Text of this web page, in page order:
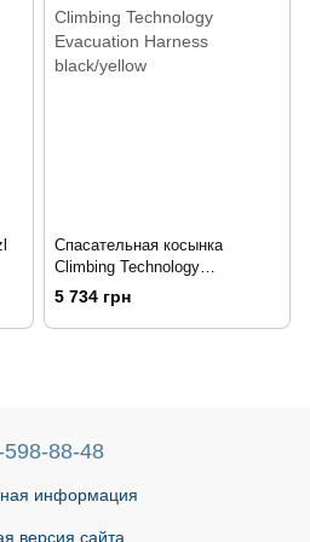
Спасательная косынка
Climbing Technology
Evacuation Harness
black/yellow
5 734 грн
598-88-48
информация
версия сайта